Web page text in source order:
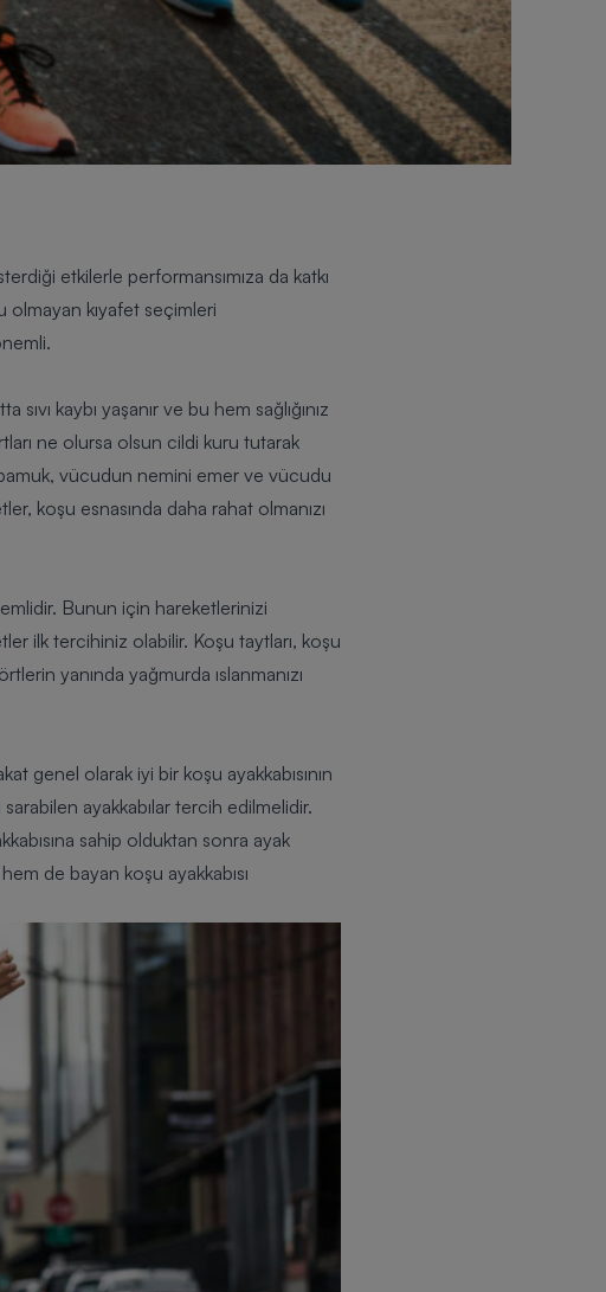
etkilerle performansımıza da katkı
olmayan kıyafet seçimleri
kaybı yaşanır ve bu hem sağlığınız
ne olursa olsun cildi kuru tutarak
pamuk, vücudun nemini emer ve vücudu
koşu esnasında daha rahat olmanızı
Bunun için hareketlerinizi
ilk tercihiniz olabilir. Koşu taytları, koşu
yanında yağmurda ıslanmanızı
genel olarak iyi bir koşu ayakkabısının
ayakkabılar tercih edilmelidir.
sahip olduktan sonra ayak
hem de bayan koşu ayakkabısı